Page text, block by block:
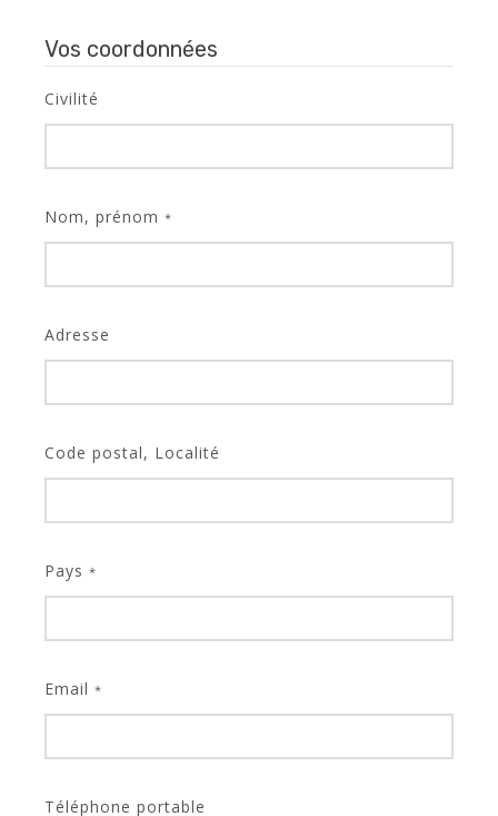
Vos coordonnées
Civilité
Nom, prénom *
Adresse
Code postal, Localité
Pays *
Email *
Téléphone portable